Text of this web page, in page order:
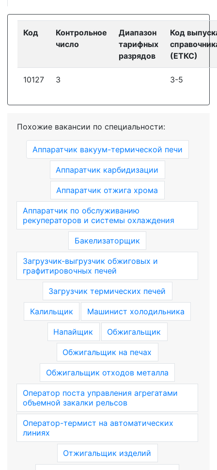
Код
Контрольное
число
Диапазон
тарифных
разрядов
Код
(ЕТКС)
10127 3 3-5
Похожие вакансии по специальности:
Аппаратчик вакуум-термической печи
Аппаратчик карбидизации
Аппаратчик отжига хрома
Аппаратчик по обслуживанию
рекуператоров и системы охлаждения
Бакелизаторщик
Загрузчик-выгрузчик обжиговых и
графитировочных печей
Загрузчик термических печей
Калильщик Машинист холодильника
Напайщик Обжигальщик
Обжигальщик на печах
Обжигальщик отходов металла
Оператор поста управления агрегатами
объемной закалки рельсов
Оператор-термист на автоматических
линиях
Отжигальщик изделий